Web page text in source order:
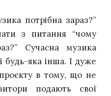
потрібна зараз?”
з питання “чому
Сучасна музика
будь-яка інша. І дуже
в тому, що не
подають свої